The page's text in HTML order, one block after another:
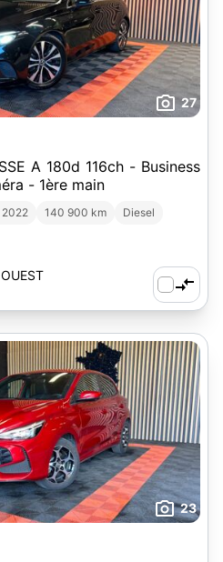
27
A 180d 116ch - Business
- 1ère main
2022 140 900 km
Diesel
23